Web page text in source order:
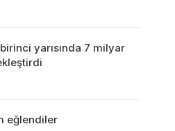
yarısında 7 milyar
eğlendiler